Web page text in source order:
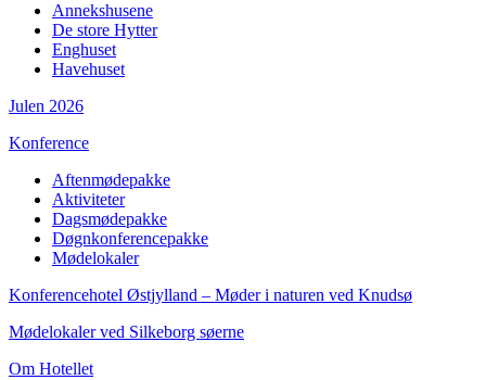
Annekshusene
De store Hytter
Enghuset
Havehuset
Julen 2026
Konference
Aftenmødepakke
Aktiviteter
Dagsmødepakke
Døgnkonferencepakke
Mødelokaler
Konferencehotel Østjylland – Møder i naturen ved Knudsø
Mødelokaler ved Silkeborg søerne
Om Hotellet